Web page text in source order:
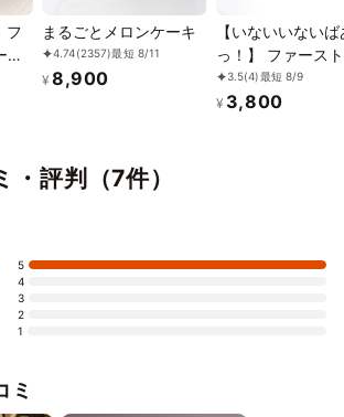
利用日の2~3日前のお受取を推奨しておりま
フ
ケ
対
まるごとメロンケーキ
4.74(2357)最短 8/11
¥ 8,900
【いないいないば
っ！】 ファース
スデーケーキ≪3
3.5(4)最短 8/9
¥ 3,800
評判（7件）
5
4
3
2
1
ミ